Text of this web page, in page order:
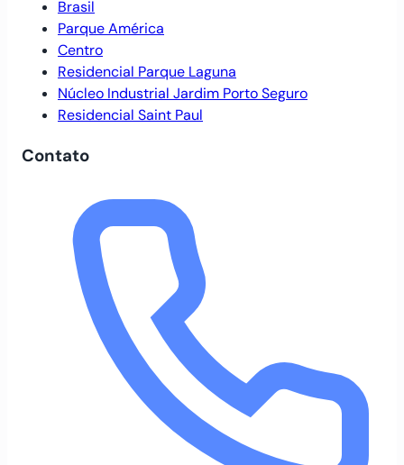
Brasil
Parque América
Centro
Residencial Parque Laguna
Núcleo Industrial Jardim Porto Seguro
Residencial Saint Paul
Contato